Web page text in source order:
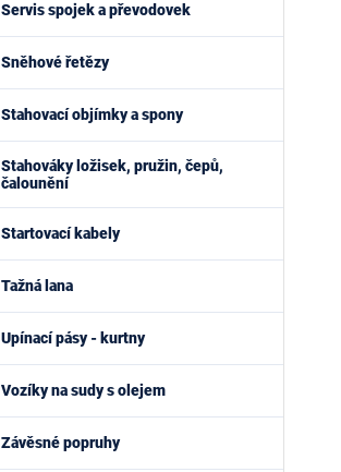
Servis spojek a převodovek
Sněhové řetězy
Stahovací objímky a spony
Stahováky ložisek, pružin, čepů,
čalounění
Startovací kabely
Tažná lana
Upínací pásy - kurtny
Vozíky na sudy s olejem
Závěsné popruhy